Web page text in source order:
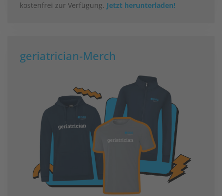
kostenfrei zur Verfügung. Jetzt herunterladen!
geriatrician-Merch